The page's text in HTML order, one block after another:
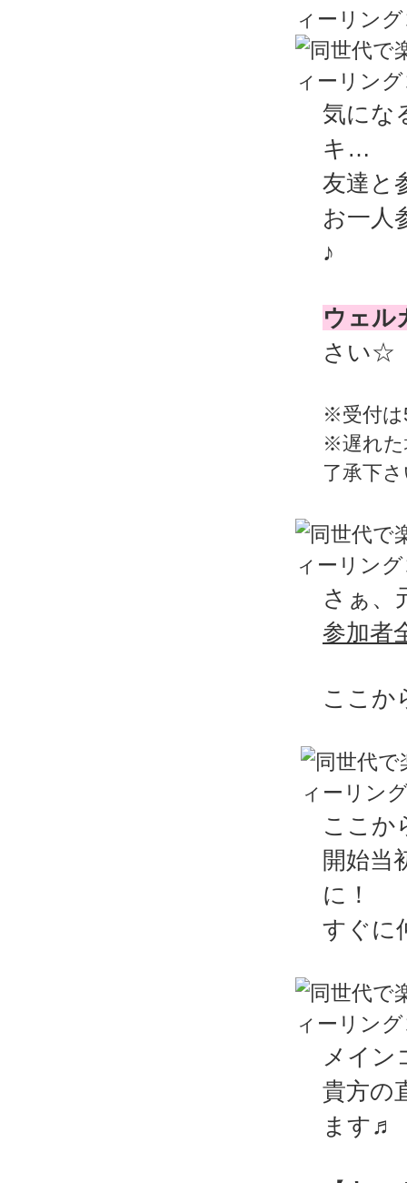
気にな
キ…
友達と
お一人
♪
ウェル
さい☆
※受付は
※遅れた
了承下
さぁ、
参加者
ここか
ここか
開始当
に！
すぐに
メイン
貴方の
ます♬